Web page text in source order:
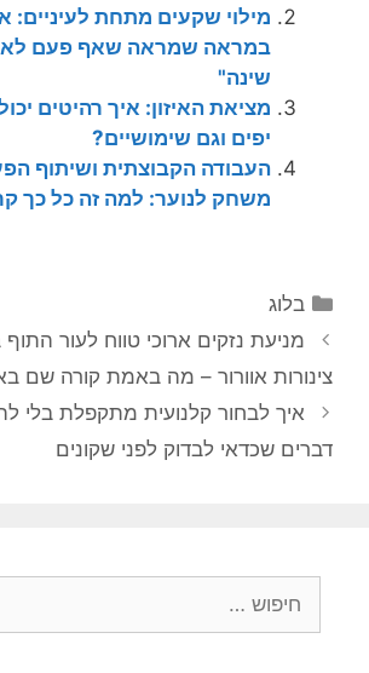
מילוי שקעים מתחת לעיניים:
במראה שמראה שאף פעם לא
שינה"
מציאת האיזון: איך רהיטים
יפים וגם שימושיים?
העבודה הקבוצתית ושיתוף
משחק לנוער: למה זה כל כך
קטגוריות
בלוג
מניעת נזקים ארוכי טווח לעור התוף
צינורות אוורור – מה באמת קורה שם
דברים שכדאי לבדוק לפני שקונים